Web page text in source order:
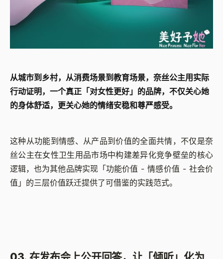
从城市到乡村，从消费场景到教育场景，奈丝公主用实际
行动证明，一个真正「对女性更好」的品牌，不仅关心她
的身体舒适，更关心她的情绪安稳和尊严感受。
这种从功能到情感、从产品到价值的全面共情，不仅是奈
丝公主在女性卫生用品市场中构建差异化竞争壁垒的核心
逻辑，也为其他品牌实现「功能价值 - 情感价值 - 社会价
值」的三层价值跃迁提供了可借鉴的实践范式。